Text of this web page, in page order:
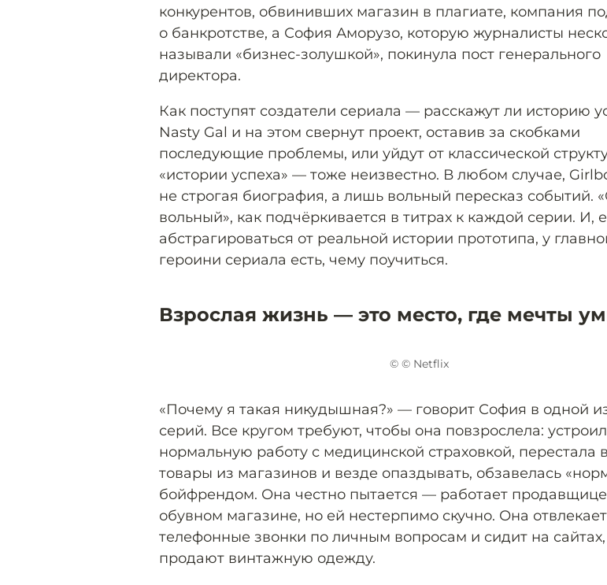
конкурентов, обвинивших магазин в плагиате, компания
о банкротстве, а София Аморузо, которую журналисты
называли «бизнес-золушкой», покинула пост генерального
директора.
Как поступят создатели сериала — расскажут ли историю
Nasty Gal и на этом свернут проект, оставив за скобками
последующие проблемы, или уйдут от классической
«истории успеха» — тоже неизвестно. В любом случае,
не строгая биография, а лишь вольный пересказ событий.
вольный», как подчёркивается в титрах к каждой серии. И,
абстрагироваться от реальной истории прототипа, у
героини сериала есть, чему поучиться.
Взрослая жизнь — это место, где мечты
© © Netflix
«Почему я такая никудышная?» — говорит София в одной
серий. Все кругом требуют, чтобы она повзрослела:
нормальную работу с медицинской страховкой, перестала
товары из магазинов и везде опаздывать, обзавелась
бойфрендом. Она честно пытается — работает
обувном магазине, но ей нестерпимо скучно. Она
телефонные звонки по личным вопросам и сидит на сайтах,
продают винтажную одежду.